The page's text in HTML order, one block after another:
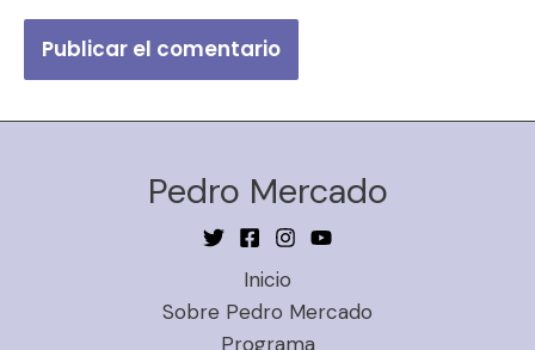
Pedro Mercado
Inicio
Sobre Pedro Mercado
Programa